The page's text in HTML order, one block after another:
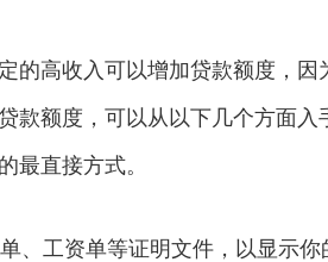
的高收入可以增加贷款额度，
款额度，可以从以下几个方面入
最直接方式。
、工资单等证明文件，以显示